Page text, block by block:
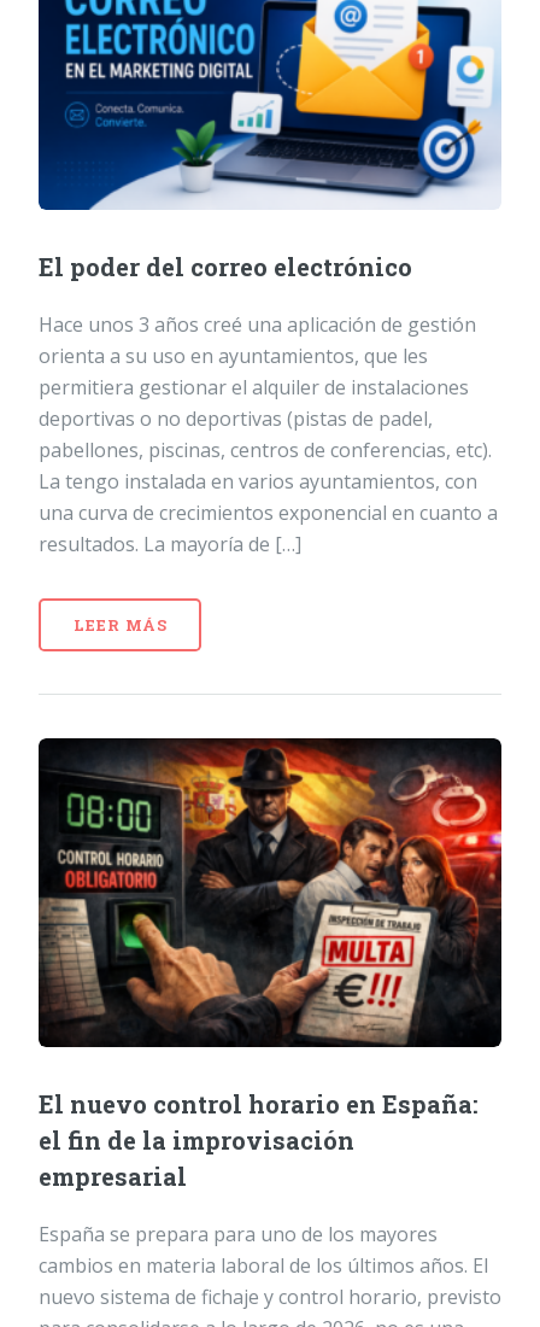
El poder del correo electrónico
Hace unos 3 años creé una aplicación de gestión
orienta a su uso en ayuntamientos, que les
permitiera gestionar el alquiler de instalaciones
deportivas o no deportivas (pistas de padel,
pabellones, piscinas, centros de conferencias, etc).
La tengo instalada en varios ayuntamientos, con
una curva de crecimientos exponencial en cuanto a
resultados. La mayoría de […]
LEER MÁS
El nuevo control horario en España:
el fin de la improvisación
empresarial
España se prepara para uno de los mayores
cambios en materia laboral de los últimos años. El
nuevo sistema de fichaje y control horario, previsto